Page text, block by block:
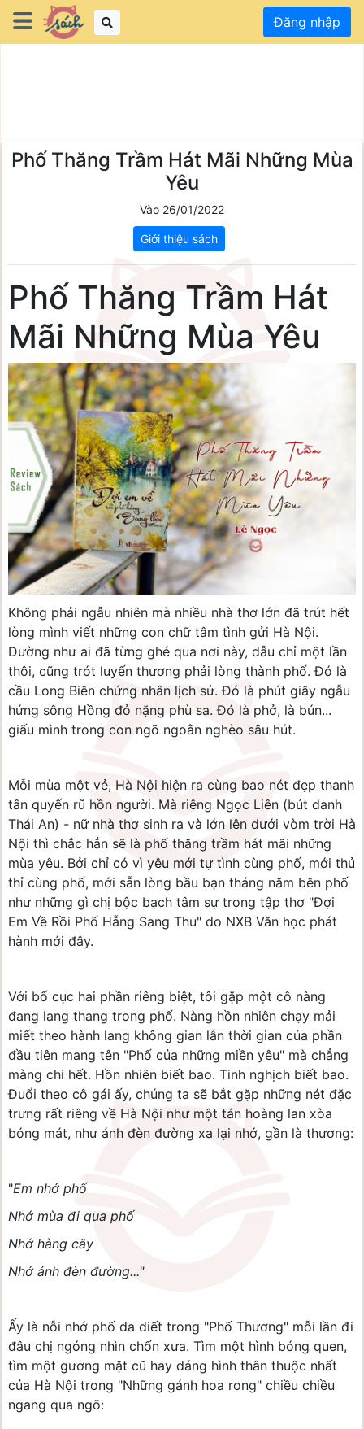
Đăng nhập
Phố Thăng Trầm Hát Mãi Những Mùa
Yêu
Vào 26/01/2022
Giới thiệu sách
Phố Thăng Trầm Hát
Mãi Những Mùa Yêu
Không phải ngẫu nhiên mà nhiều nhà thơ lớn đã trút hết
lòng mình viết những con chữ tâm tình gửi Hà Nội.
Dường như ai đã từng ghé qua nơi này, dẫu chỉ một lần
thôi, cũng trót luyến thương phải lòng thành phố. Đó là
cầu Long Biên chứng nhân lịch sử. Đó là phút giây ngẫu
hứng sông Hồng đỏ nặng phù sa. Đó là phở, là bún...
giấu mình trong con ngõ ngoằn nghèo sâu hút.
Mỗi mùa một vẻ, Hà Nội hiện ra cùng bao nét đẹp thanh
tân quyến rũ hồn người. Mà riêng Ngọc Liên (bút danh
Thái An) - nữ nhà thơ sinh ra và lớn lên dưới vòm trời Hà
Nội thì chắc hẳn sẽ là phố thăng trầm hát mãi những
mùa yêu. Bởi chỉ có vì yêu mới tự tình cùng phố, mới thủ
thỉ cùng phố, mới sẵn lòng bầu bạn tháng năm bên phố
như những gì chị bộc bạch tâm sự trong tập thơ "Đợi
Em Về Rồi Phố Hẵng Sang Thu" do NXB Văn học phát
hành mới đây.
Với bố cục hai phần riêng biệt, tôi gặp một cô nàng
đang lang thang trong phố. Nàng hồn nhiên chạy mải
miết theo hành lang không gian lẫn thời gian của phần
đầu tiên mang tên "Phố của những miền yêu" mà chẳng
màng chi hết. Hồn nhiên biết bao. Tinh nghịch biết bao.
Đuổi theo cô gái ấy, chúng ta sẽ bắt gặp những nét đặc
trưng rất riêng về Hà Nội như một tán hoàng lan xòa
bóng mát, như ánh đèn đường xa lại nhớ, gần là thương:
"Em nhớ phố
Nhớ mùa đi qua phố
Nhớ hàng cây
Nhớ ánh đèn đường..."
Ấy là nỗi nhớ phố da diết trong "Phố Thương" mỗi lần đi
đâu chị ngóng nhìn chốn xưa. Tìm một hình bóng quen,
tìm một gương mặt cũ hay dáng hình thân thuộc nhất
của Hà Nội trong "Những gánh hoa rong" chiều chiều
ngang qua ngõ: